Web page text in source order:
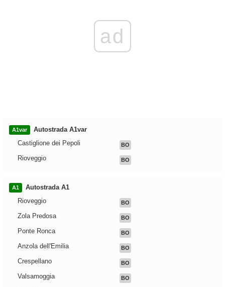
ad
A1var
Autostrada A1var
Castiglione dei Pepoli
BO
Rioveggio BO
A1
Autostrada A1
Rioveggio
BO
Zola Predosa BO
Ponte Ronca BO
Anzola dell'Emilia BO
Crespellano BO
Valsamoggia BO